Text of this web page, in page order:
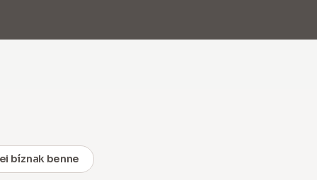
bíznak benne